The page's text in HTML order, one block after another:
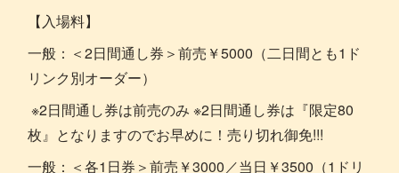
【入場料】
一般：＜2日間通し券＞前売￥5000（二日間とも1ド
リンク別オーダー）
※2日間通し券は前売のみ ※2日間通し券は『限定80
枚』となりますのでお早めに！売り切れ御免!!!
一般：＜各1日券＞前売￥3000／当日￥3500（1ドリ